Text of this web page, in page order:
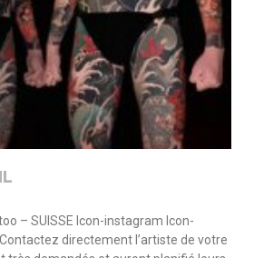
– SUISSE Icon-instagram Icon-
directement l’artiste de votre